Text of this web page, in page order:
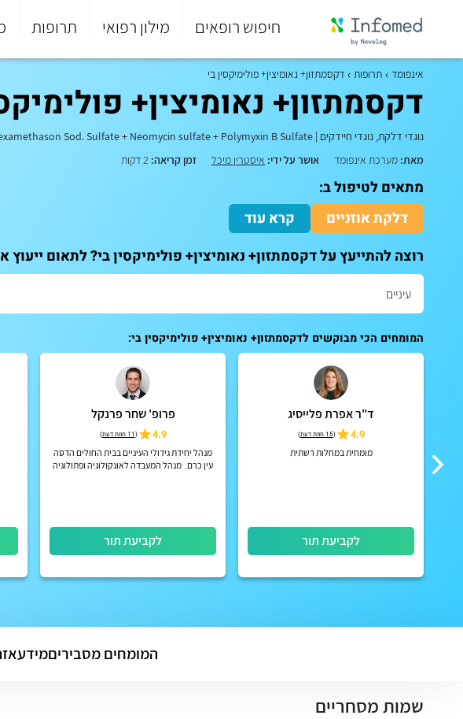
חיפוש רופאים מילון רפואי תרופות
סוף
התפריט
אינפומד תרופות דקסמתזון+ נאומיצין+ פולימיקסין בי
דקסמתזון+ נאומיצין+
נוגדי דלקת, נוגדי חיידקים |
Sod. Sulfate + Neomycin sulfate + Polymyxin B Sulfate
מאת: מערכת אינפומד אושר על ידי: איסטרין מיכל זמן קריאה:
מתאים לטיפול ב:
דלקת אוזניים
קרא עוד
רוצה להתייעץ על דקסמתזון+ נאומיצין+ פולימיקסין בי? לתאום
המומחים הכי מבוקשים לדקסמתזון+ נאומיצין+ פולימיקסין בי:
ד"ר אפרת פלייסיג
4.9
(15 חוות דעת )
מומחית במחלות רשתית
לקביעת תור
פרופ' שחר פרנקל
4.9
(11 חוות דעת )
מנהל יחידת גידולי העיניים בבית החולים הדסה
עין כרם. מנהל המעבדה לאונקולוגיה ופתולוגיה
לקביעת תור
המומחים מסביריםמידע
שמות מסחריים